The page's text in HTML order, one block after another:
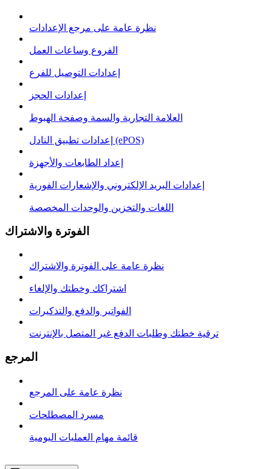
نظرة عامة على مرجع الإعدادات
الفروع وساعات العمل
إعدادات التوصيل للفرع
إعدادات الحجز
العلامة التجارية والسمة وصفحة الهبوط
إعدادات تطبيق النادل (ePOS)
إعداد الطابعات والأجهزة
إعدادات البريد الإلكتروني والإشعارات الفورية
اللغات والتخزين والوحدات المخصصة
الفوترة والاشتراك
نظرة عامة على الفوترة والاشتراك
اشتراكك وخطتك والإلغاء
الفواتير والدفع والتذكيرات
ترقية خطتك وطلبات الدفع غير المتصل بالإنترنت
المرجع
نظرة عامة على المرجع
مسرد المصطلحات
قائمة مهام العمليات اليومية